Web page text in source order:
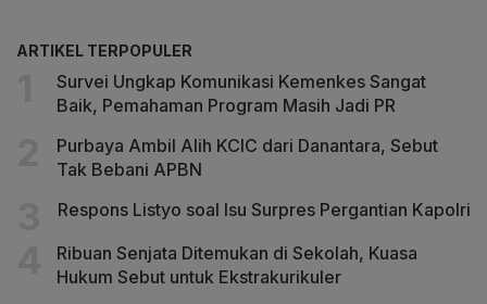
ARTIKEL TERPOPULER
Survei Ungkap Komunikasi Kemenkes Sangat
Baik, Pemahaman Program Masih Jadi PR
Purbaya Ambil Alih KCIC dari Danantara, Sebut
Tak Bebani APBN
Respons Listyo soal Isu Surpres Pergantian Kapolri
Ribuan Senjata Ditemukan di Sekolah, Kuasa
Hukum Sebut untuk Ekstrakurikuler